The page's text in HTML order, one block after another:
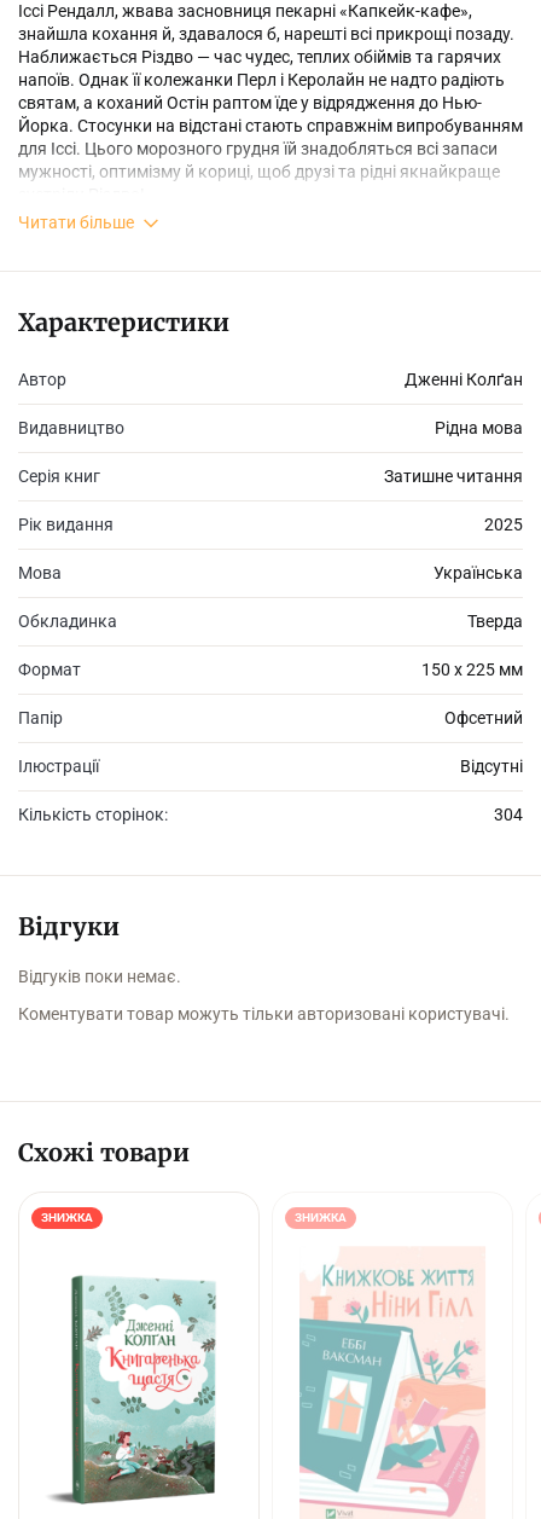
Іссі Рендалл, жвава засновниця пекарні «Капкейк-кафе»,
знайшла кохання й, здавалося б, нарешті всі прикрощі позаду.
Наближається Різдво — час чудес, теплих обіймів та гарячих
напоїв. Однак її колежанки Перл і Керолайн не надто радіють
святам, а коханий Остін раптом їде у відрядження до Нью-
Йорка. Стосунки на відстані стають справжнім випробуванням
для Іссі. Цього морозного грудня їй знадобляться всі запаси
мужності, оптимізму й кориці, щоб друзі та рідні якнайкраще
Читати більше
Характеристики
Автор Дженнi Колґан
Видавництво Рідна мова
Серія книг Затишне читання
Рік видання 2025
Мова Українська
Обкладинка Тверда
Формат 150 х 225 мм
Папір Офсетний
Ілюстрації Відсутні
Кількість сторінок: 304
Відгуки
Відгуків поки немає.
Коментувати товар можуть тільки авторизовані користувачі.
Схожі товари
ЗНИЖКА ЗНИЖКА